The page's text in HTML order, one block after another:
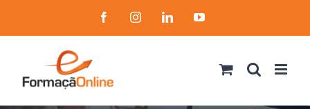
to
FacebookInstagramLinkedInYouTube